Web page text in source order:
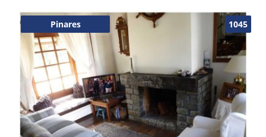
1045
Pinares